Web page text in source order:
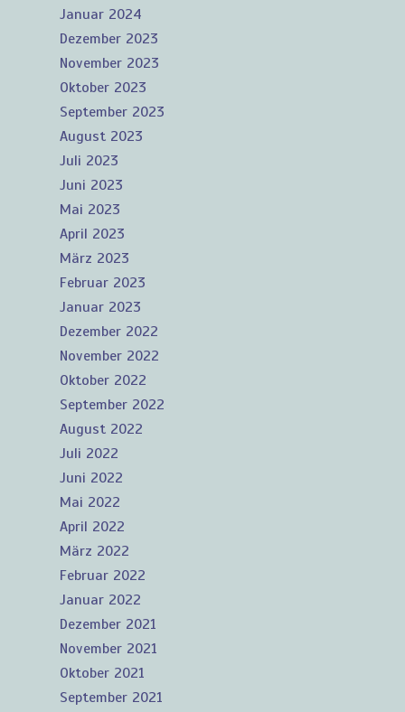
Januar 2024
Dezember 2023
November 2023
Oktober 2023
September 2023
August 2023
Juli 2023
Juni 2023
Mai 2023
April 2023
März 2023
Februar 2023
Januar 2023
Dezember 2022
November 2022
Oktober 2022
September 2022
August 2022
Juli 2022
Juni 2022
Mai 2022
April 2022
März 2022
Februar 2022
Januar 2022
Dezember 2021
November 2021
Oktober 2021
September 2021